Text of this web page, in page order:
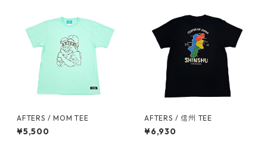
AFTERS / MOM TEE
¥5,500
AFTERS / 信州 TEE
¥6,930